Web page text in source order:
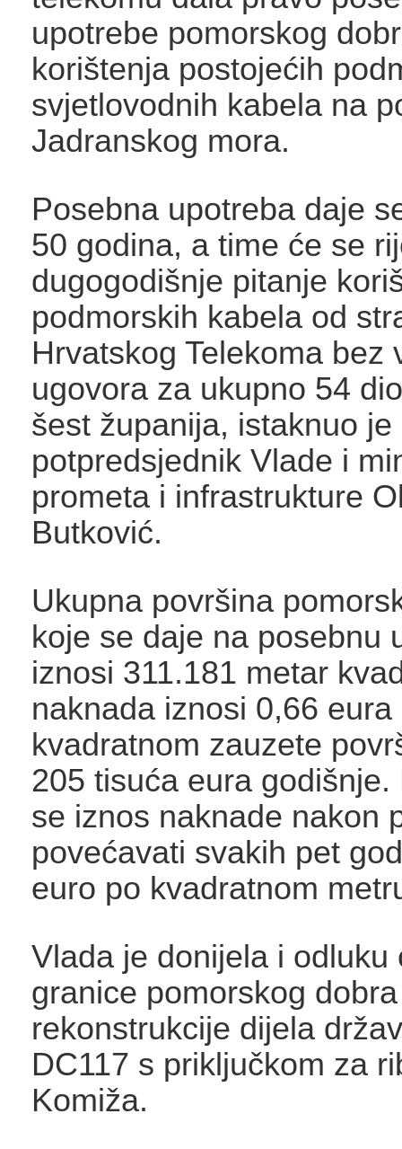
upotrebe pomorskog
korištenja postojećih
svjetlovodnih kabela na
Jadranskog mora.
Posebna upotreba daje
50 godina, a time će se
dugogodišnje pitanje
podmorskih kabela od
Hrvatskog Telekoma bez
ugovora za ukupno 54
šest županija, istaknuo je
potpredsjednik Vlade i
prometa i infrastrukture
Butković.
Ukupna površina
koje se daje na posebnu
iznosi 311.181 metar
naknada iznosi 0,66
kvadratnom zauzete
205 tisuća eura godišnje.
se iznos naknade nakon
povećavati svakih pet
euro po kvadratnom
Vlada je donijela i odluku
granice pomorskog
rekonstrukcije dijela
DC117 s priključkom za
Komiža.